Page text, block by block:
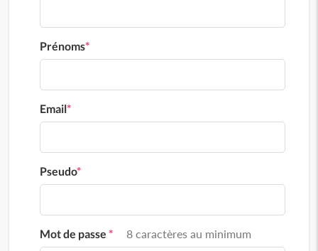
Prénoms*
Email*
Pseudo*
Mot de passe * 8 caractères au minimum